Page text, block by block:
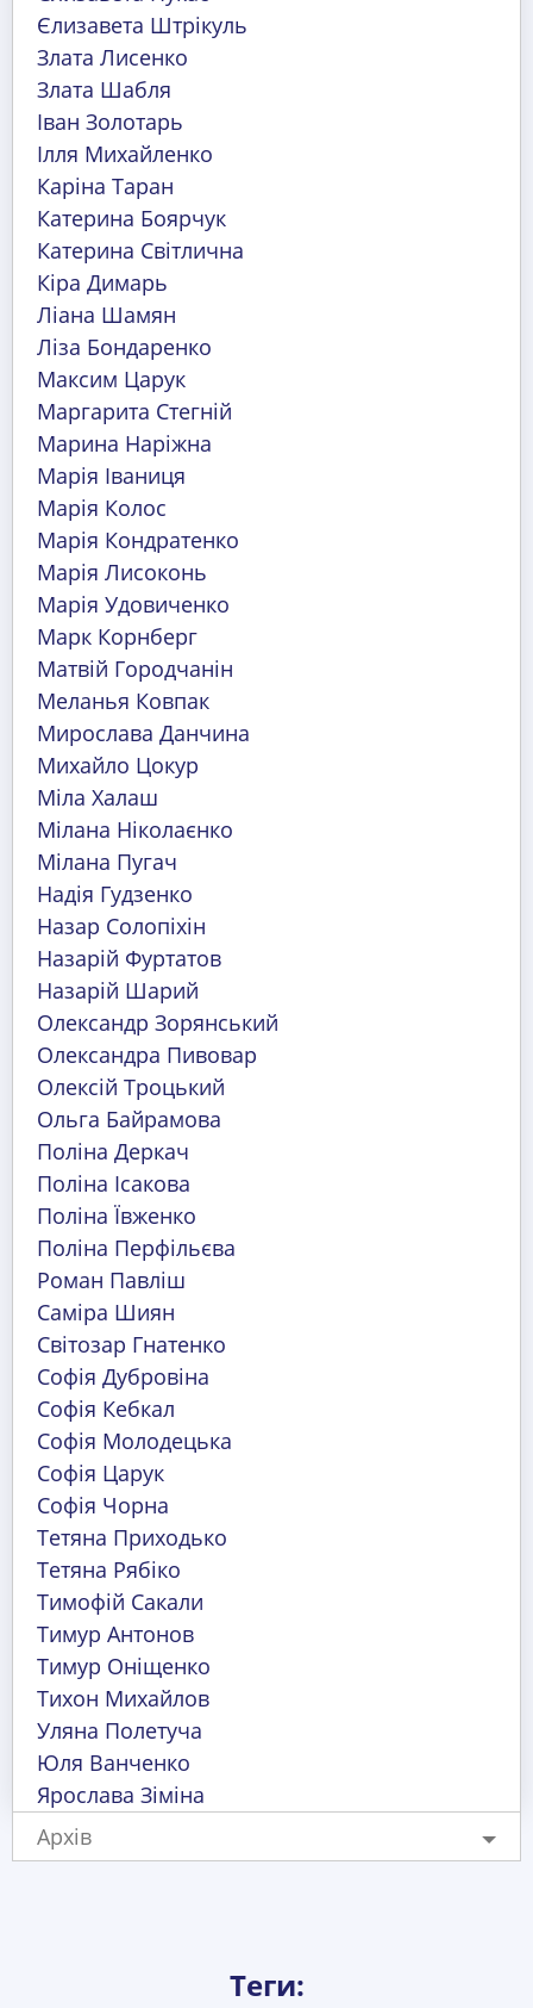
Єлизавета Штрікуль
Злата Лисенко
Злата Шабля
Іван Золотарь
Ілля Михайленко
Каріна Таран
Катерина Боярчук
Катерина Світлична
Кіра Димарь
Ліана Шамян
Ліза Бондаренко
Максим Царук
Маргарита Стегній
Марина Наріжна
Марія Іваниця
Марія Колос
Марія Кондратенко
Марія Лисоконь
Марія Удовиченко
Марк Корнберг
Матвій Городчанін
Меланья Ковпак
Мирослава Данчина
Михайло Цокур
Міла Халаш
Мілана Ніколаєнко
Мілана Пугач
Надія Гудзенко
Назар Солопіхін
Назарій Фуртатов
Назарій Шарий
Олександр Зорянський
Олександра Пивовар
Олексій Троцький
Ольга Байрамова
Поліна Деркач
Поліна Ісакова
Поліна Ївженко
Поліна Перфільєва
Роман Павліш
Саміра Шиян
Світозар Гнатенко
Софія Дубровіна
Софія Кебкал
Софія Молодецька
Софія Царук
Софія Чорна
Тетяна Приходько
Тетяна Рябіко
Тимофій Сакали
Тимур Антонов
Тимур Оніщенко
Тихон Михайлов
Уляна Полетуча
Юля Ванченко
Ярослава Зіміна
Архів
Теги: